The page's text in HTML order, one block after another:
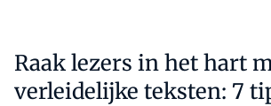
Raak lezers in het hart
verleidelijke teksten: 7